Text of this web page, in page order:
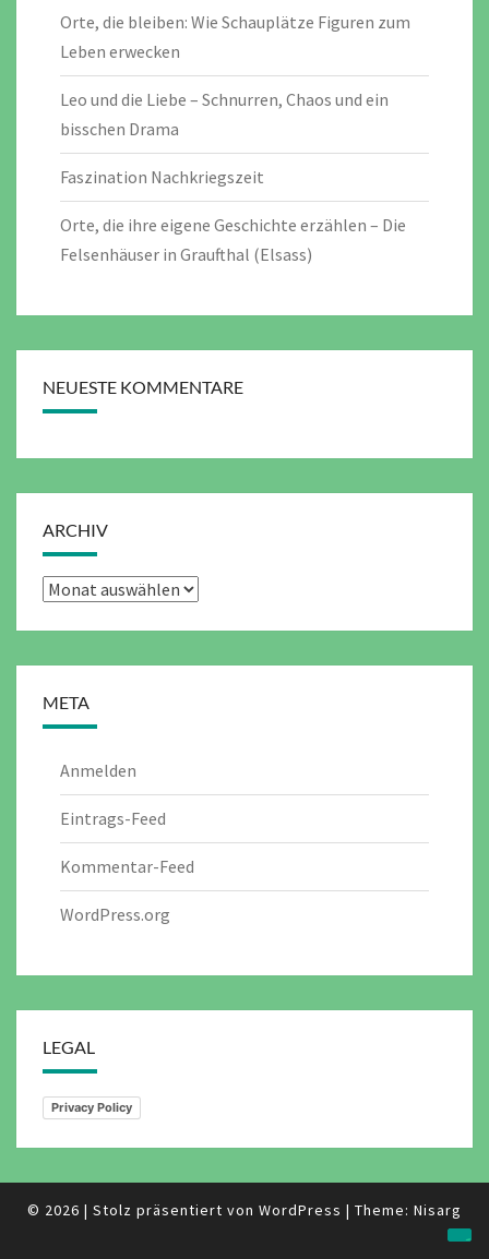
Orte, die bleiben: Wie Schauplätze Figuren zum
Leben erwecken
Leo und die Liebe – Schnurren, Chaos und ein
bisschen Drama
Faszination Nachkriegszeit
Orte, die ihre eigene Geschichte erzählen – Die
Felsenhäuser in Graufthal (Elsass)
NEUESTE KOMMENTARE
ARCHIV
Archiv
META
Anmelden
Eintrags-Feed
Kommentar-Feed
WordPress.org
LEGAL
Privacy Policy
© 2026 | Stolz präsentiert von WordPress | Theme: Nisarg